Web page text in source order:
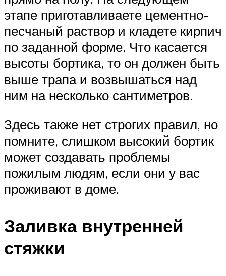
этапе приготавливаете цементно-
песчаный раствор и кладете кирпич
по заданной форме. Что касается
высоты бортика, то он должен быть
выше трапа и возвышаться над
ним на несколько сантиметров.
Здесь также нет строгих правил, но
помните, слишком высокий бортик
может создавать проблемы
пожилым людям, если они у вас
проживают в доме.
Заливка внутренней
стяжки